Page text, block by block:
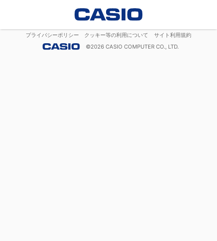
プライバシーポリシー クッキー等の利用について
サイト利用規約
©2026 CASIO COMPUTER CO., LTD.